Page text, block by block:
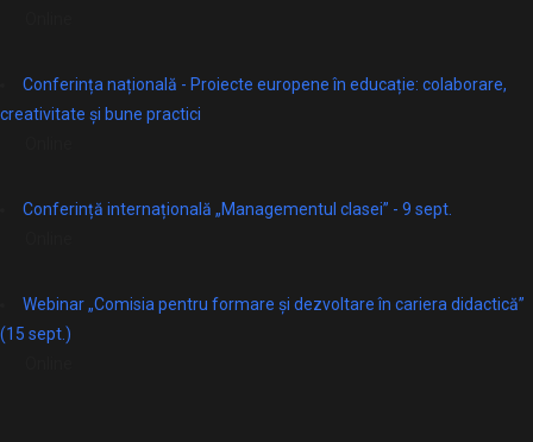
Conferința națională - Proiecte europene în educație: colaborare,
creativitate și bune practici
Conferință internațională „Managementul clasei” - 9 sept.
Webinar „Comisia pentru formare și dezvoltare în cariera didactică”
(15 sept.)